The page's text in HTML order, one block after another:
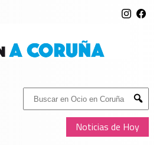
Buscar:
Submit
Noticias de Hoy